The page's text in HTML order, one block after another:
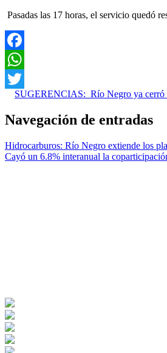
Pasadas las 17 horas, el servicio quedó
Facebook
WhatsApp
Twitter
SUGERENCIAS: Río Negro ya cerró
Navegación de entradas
Hidrocarburos: Río Negro extiende los
Cayó un 6.8% interanual la